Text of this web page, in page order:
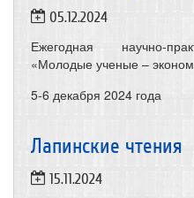
05.12.2024
Ежегодная научно-
«Молодые ученые –
5-6 декабря 2024 года
Лапинские чтения
15.11.2024